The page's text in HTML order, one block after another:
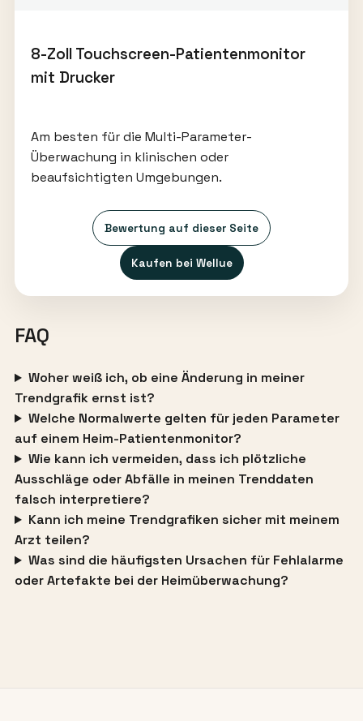
8-Zoll Touchscreen-Patientenmonitor
mit Drucker
Am besten für die Multi-Parameter-
Überwachung in klinischen oder
beaufsichtigten Umgebungen.
Bewertung auf dieser Seite
Kaufen bei Wellue
FAQ
Woher weiß ich, ob eine Änderung in meiner
Trendgrafik ernst ist?
Welche Normalwerte gelten für jeden Parameter
auf einem Heim-Patientenmonitor?
Wie kann ich vermeiden, dass ich plötzliche
Ausschläge oder Abfälle in meinen Trenddaten
falsch interpretiere?
Kann ich meine Trendgrafiken sicher mit meinem
Arzt teilen?
Was sind die häufigsten Ursachen für Fehlalarme
oder Artefakte bei der Heimüberwachung?